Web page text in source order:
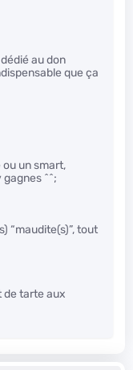
au don
que ça
un smart,
^^;
“maudite(s)”, tout
de tarte aux